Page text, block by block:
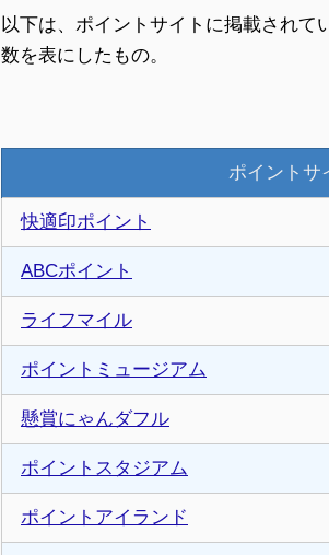
以下は、ポイントサイトに掲載されて
数を表にしたもの。
ポイントサ
快適印ポイント
ABCポイント
ライフマイル
ポイントミュージアム
懸賞にゃんダフル
ポイントスタジアム
ポイントアイランド